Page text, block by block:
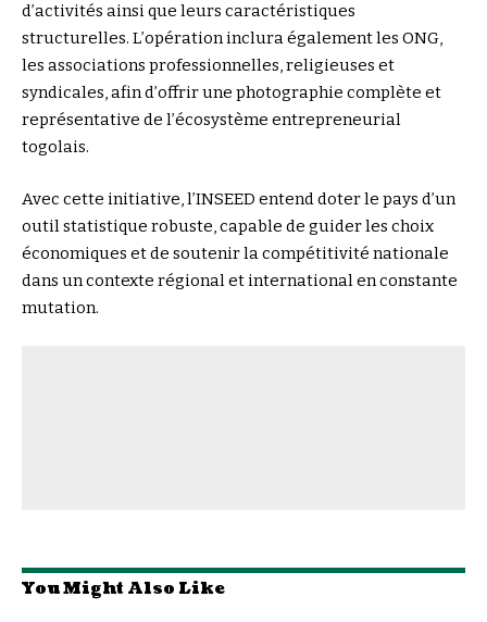
d’activités ainsi que leurs caractéristiques
structurelles. L’opération inclura également les ONG,
les associations professionnelles, religieuses et
syndicales, afin d’offrir une photographie complète et
représentative de l’écosystème entrepreneurial
togolais.
Avec cette initiative, l’INSEED entend doter le pays d’un
outil statistique robuste, capable de guider les choix
économiques et de soutenir la compétitivité nationale
dans un contexte régional et international en constante
mutation.
You Might Also Like